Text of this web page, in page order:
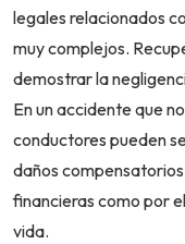
legales relacionados
muy complejos.
demostrar la
En un accidente que
conductores pueden
daños
financieras como por
vida.